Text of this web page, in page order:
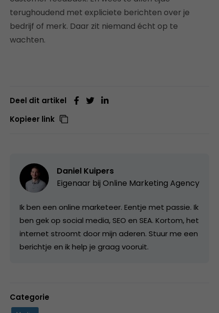
terughoudend met expliciete berichten over je
bedrijf of merk. Daar zit niemand écht op te
wachten.
Deel dit artikel
Kopieer link
Daniel Kuipers
Eigenaar bij Online Marketing Agency
Ik ben een online marketeer. Eentje met passie. Ik
ben gek op social media, SEO en SEA. Kortom, het
internet stroomt door mijn aderen. Stuur me een
berichtje en ik help je graag vooruit.
Categorie